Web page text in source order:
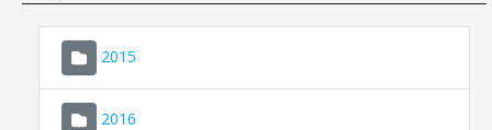
Ayuda
2015
2016